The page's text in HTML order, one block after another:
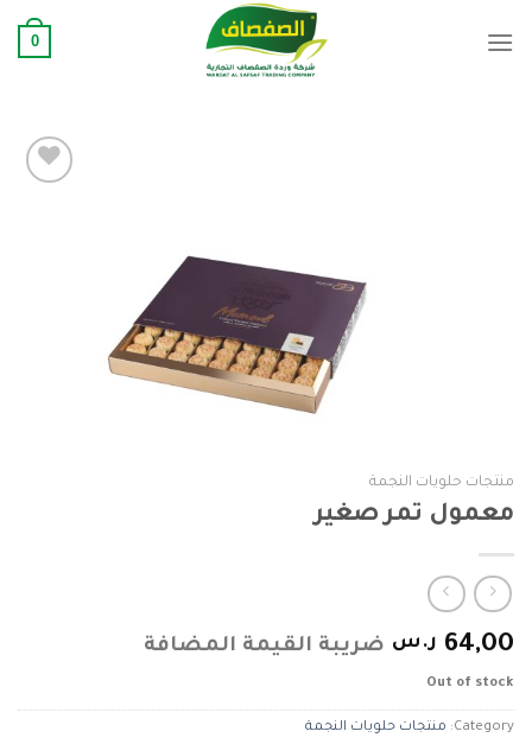
0
منتجات حلويات النجمة
معمول تمر صغير
64,00 ر.س ضريبة القيمة المضافة
Out of stock
Category: منتجات حلويات النجمة